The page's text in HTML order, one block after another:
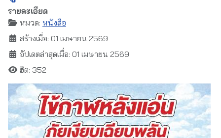
รายละเอียด
หมวด: หนังสือ
สร้างเมื่อ: 01 เมษายน 2569
อัปเดตล่าสุดเมื่อ: 01 เมษายน 2569
ฮิต: 352